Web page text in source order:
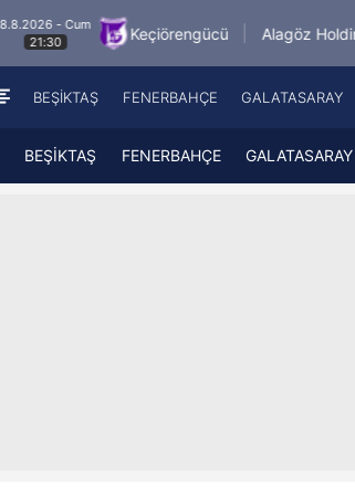
Keçiörengücü Alagöz Holding Iğdır FK
BEŞİKTAŞ FENERBAHÇE GALATASARAY
BEŞİKTAŞ FENERBAHÇE GALATASARAY